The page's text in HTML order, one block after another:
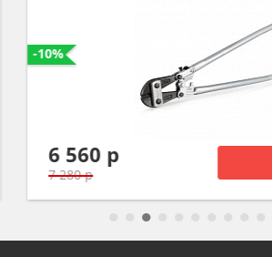
-10%
6 560 р
7 280 р